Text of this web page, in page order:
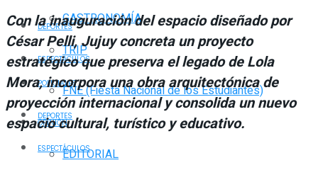
DEPORTES
ESPECTÁCULOS
FNE (Fiesta Nacional de los Estudiantes)
OPINIÓN
EDITORIAL
GASTRONOMÍA
TRIP
POLICIALES
DEPORTES
ESPECTÁCULOS
Con la inauguración del espacio diseñado por
César Pelli, Jujuy concreta un proyecto
estratégico que preserva el legado de Lola
Mora, incorpora una obra arquitectónica de
proyección internacional y consolida un nuevo
espacio cultural, turístico y educativo.